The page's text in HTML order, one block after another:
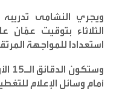
ويجري النشامى
الثلاثاء بتوقيت
استعدادا للمواجهة
أمام وسائل الإعلام